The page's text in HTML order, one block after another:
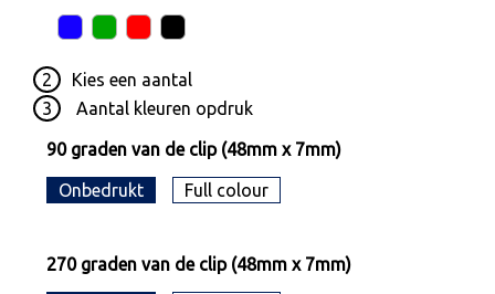
2 Kies een aantal
3
Aantal kleuren opdruk
90 graden van de clip (48mm x 7mm)
Onbedrukt Full colour
270 graden van de clip (48mm x 7mm)